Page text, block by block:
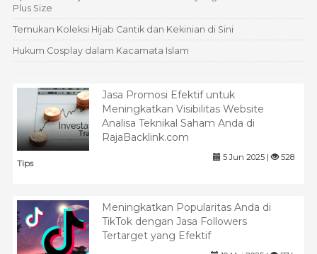
Plus Size
Temukan Koleksi Hijab Cantik dan Kekinian di Sini
Hukum Cosplay dalam Kacamata Islam
Jasa Promosi Efektif untuk
Meningkatkan Visibilitas Website
Analisa Teknikal Saham Anda di
RajaBacklink.com
Tips
5 Jun 2025 | 528
Meningkatkan Popularitas Anda di
TikTok dengan Jasa Followers
Tertarget yang Efektif